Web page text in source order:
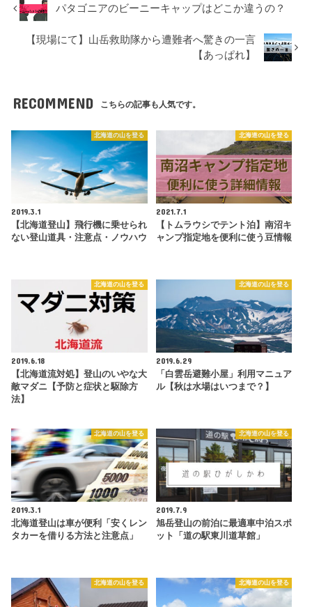
パタゴニアのビーニーキャップはどこか違うの？
【現場にて】山岳救助隊から遭難者へ驚きの一言
【あっぱれ】
RECOMMEND こちらの記事も人気です。
北海道の山を登る
2019.3.1
【北海道登山】飛行機に乗せられ
ない登山道具・注意点・ノウハウ
北海道の山を登る
2021.7.1
【トムラウシでテント泊】南沼キ
ャンプ指定地を便利に使う豆情報
北海道の山を登る
2019.6.18
【北海道流対処】登山のいやな大
敵マダニ【予防と症状と駆除方
法】
北海道の山を登る
2019.6.29
「白雲岳避難小屋」利用マニュア
ル【秋は水場はいつまで？】
北海道の山を登る
2019.3.1
北海道登山は車が便利「安くレン
タカーを借りる方法と注意点」
北海道の山を登る
2019.7.9
旭岳登山の前泊に最適車中泊スポ
ット「道の駅東川道草館」
北海道の山を登る 北海道の山を登る